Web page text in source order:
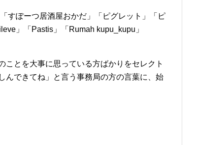
すぽーつ居酒屋おかだ」「ピグレット」「ピ
」「Pastis」「Rumah kupu_kupu」
ことを大事に思っている方ばかりをセレクト
んできてね」と言う事務局の方の言葉に、始